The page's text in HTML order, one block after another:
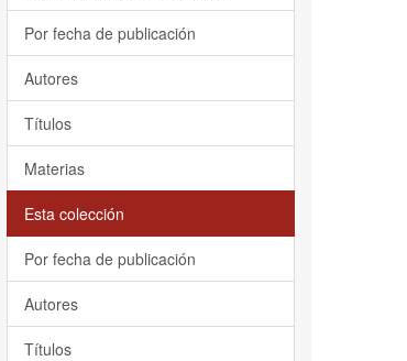
Por fecha de publicación
Autores
Títulos
Materias
Esta colección
Por fecha de publicación
Autores
Títulos